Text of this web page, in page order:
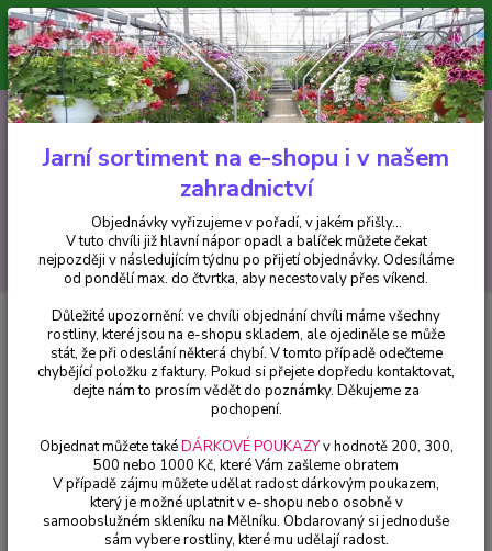
Minimální hodnota pro odeslání z e-shopu je 300 Kč.
V tuto chvíli již hlavní nápor objednávek opadl a balíček můžete čekat
nejpozději v následujícím týdnu po přijetí objednávky. Objednávky
vyřizujeme v pořadí, v jakém přišly...
CZK
Hledat
+420 602 223 614 0ks
za0 Kč
Bylinky a léčivky
Bazalka červená (Ocimum basilicum Chianti) -
cena na prodejně
Bazalka červená (Ocimum
basilicum Chianti) - cena na
prodejně
Jarní sortiment na e-shopu i v našem
zahradnictví
Objednávky vyřizujeme v pořadí, v jakém přišly...
V tuto chvíli již hlavní nápor opadl a balíček můžete čekat
nejpozději v následujícím týdnu po přijetí objednávky. Odesíláme
od pondělí max. do čtvrtka, aby necestovaly přes víkend.
Důležité upozornění: ve chvíli objednání chvíli máme všechny
rostliny, které jsou na e-shopu skladem, ale ojediněle se může
stát, že při odeslání některá chybí. V tomto případě odečteme
chybějící položku z faktury. Pokud si přejete dopředu kontaktovat,
dejte nám to prosím vědět do poznámky. Děkujeme za
pochopení.
Objednat můžete takéDÁRKOVÉ POUKAZYv hodnotě 200, 300,
500 nebo 1000 Kč, které Vám zašleme obratem
V případě zájmu můžete udělat radost dárkovým poukazem,
který je možné uplatnit v e-shopu nebo osobně v
samoobslužném skleníku na Mělníku. Obdarovaný si jednoduše
sám vybere rostliny, které mu udělají radost.